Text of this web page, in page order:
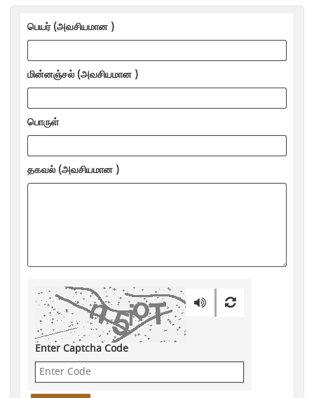
பெயர் (அவசியமான )
மின்னஞ்சல் (அவசியமான )
பொருள்
தகவல் (அவசியமான )
Enter Captcha Code